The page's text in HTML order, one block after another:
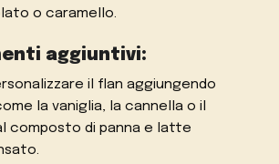
o caramello.
aggiuntivi:
il flan aggiungendo
la vaniglia, la cannella o il
composto di panna e latte